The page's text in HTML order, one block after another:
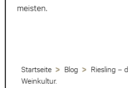
meisten.
Startseite Blog
Riesling –
Weinkultur.